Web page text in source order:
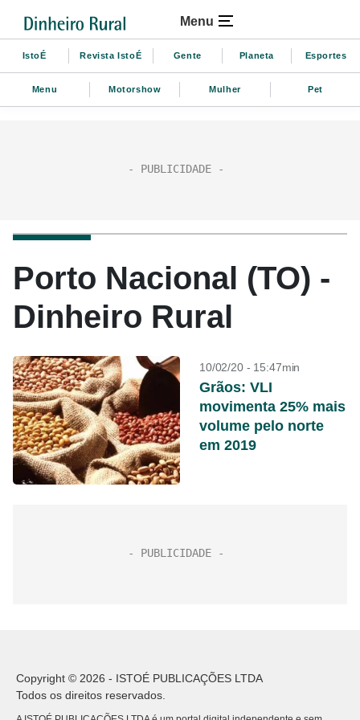
Menu
IstoÉ Revista IstoÉ Gente Planeta Esportes
Menu Motorshow Mulher Pet
Porto Nacional (TO) -
Dinheiro Rural
10/02/20 - 15:47min
Grãos: VLI
movimenta 25% mais
volume pelo norte
em 2019
Copyright © 2026 - ISTOÉ PUBLICAÇÕES LTDA
Todos os direitos reservados.